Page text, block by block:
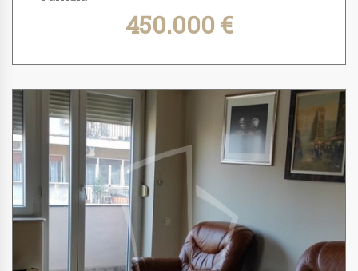
450.000 €